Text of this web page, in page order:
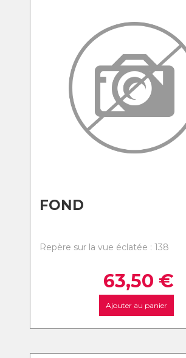
FOND
Repère sur la vue éclatée : 138
63,50 €
Ajouter au panier